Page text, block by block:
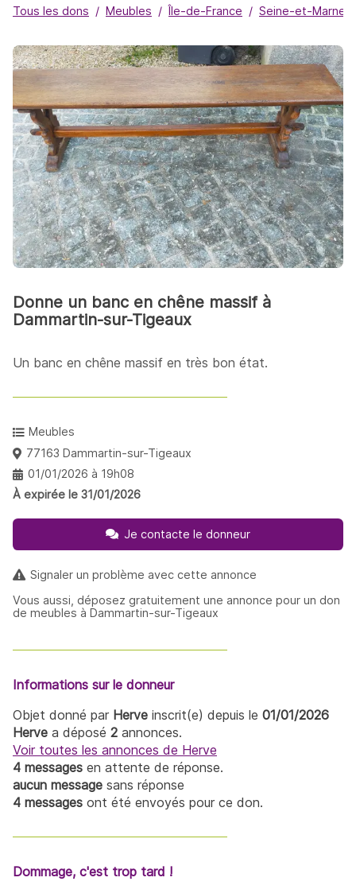
Tous les dons Meubles Île-de-France Seine-et-Marne
Donne un banc en chêne massif à
Dammartin-sur-Tigeaux
Un banc en chêne massif en très bon état.
Meubles
77163 Dammartin-sur-Tigeaux
01/01/2026 à 19h08
À expirée le 31/01/2026
Je contacte le donneur
Signaler un problème avec cette annonce
Vous aussi, déposez gratuitement une annonce pour un don
de meubles à Dammartin-sur-Tigeaux
Informations sur le donneur
Objet donné par Herve inscrit(e) depuis le 01/01/2026
Herve a déposé 2 annonces.
Voir toutes les annonces de Herve
4 messages en attente de réponse.
aucun message sans réponse
4 messages ont été envoyés pour ce don.
Dommage, c'est trop tard !